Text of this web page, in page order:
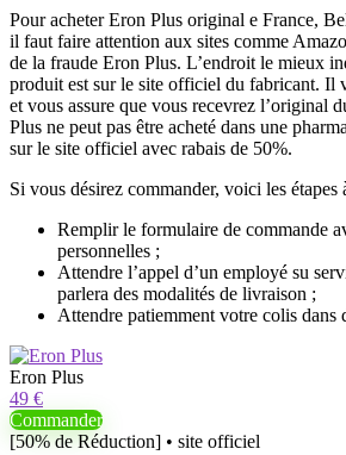
Pour acheter Eron Plus original e France,
il faut faire attention aux sites comme
de la fraude Eron Plus. L’endroit le mieux
produit est sur le site officiel du fabricant. Il
et vous assure que vous recevrez l’original
Plus ne peut pas être acheté dans une
sur le site officiel avec rabais de 50%.
Si vous désirez commander, voici les étapes
Remplir le formulaire de commande
personnelles ;
Attendre l’appel d’un employé su
parlera des modalités de livraison ;
Attendre patiemment votre colis dans
Eron Plus
49 €
Commander
[50% de Réduction] • site officiel